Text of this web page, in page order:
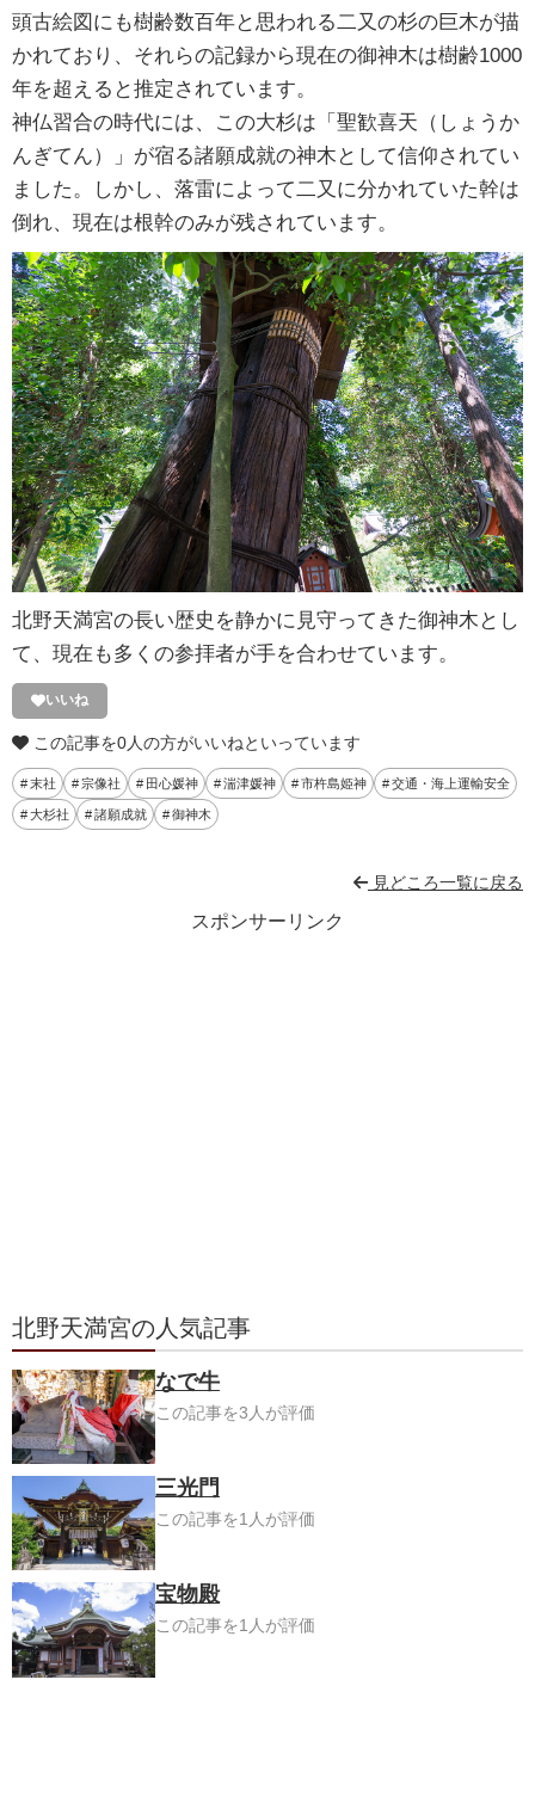
頭古絵図にも樹齢数百年と思われる二又の杉の巨木が描
かれており、それらの記録から現在の御神木は樹齢1000
年を超えると推定されています。
神仏習合の時代には、この大杉は「聖歓喜天（しょうか
んぎてん）」が宿る諸願成就の神木として信仰されてい
ました。しかし、落雷によって二又に分かれていた幹は
倒れ、現在は根幹のみが残されています。
北野天満宮の長い歴史を静かに見守ってきた御神木とし
て、現在も多くの参拝者が手を合わせています。
いいね
この記事を0人の方がいいねといっています
末社 宗像社 田心媛神 湍津媛神 市杵島姫神 交通・海上運輸安全
大杉社 諸願成就 御神木
見どころ一覧に戻る
スポンサーリンク
北野天満宮の人気記事
なで牛
この記事を3人が評価
三光門
この記事を1人が評価
宝物殿
この記事を1人が評価